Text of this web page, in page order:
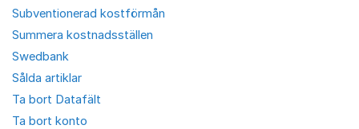
Subventionerad kostförmån
Summera kostnadsställen
Swedbank
Sålda artiklar
Ta bort Datafält
Ta bort konto